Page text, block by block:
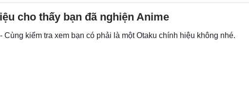
cho thấy bạn đã nghiện Anime
Cùng kiểm tra xem bạn có phải là một Otaku chính hiệu không nhé.